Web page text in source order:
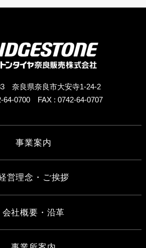
奈良県奈良市大安寺1-24-2
64-0700
FAX : 0742-64-0707
事業案内
営理念・ご挨拶
会社概要・沿革